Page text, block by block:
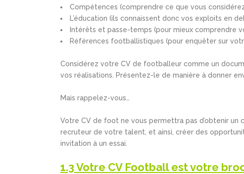
Compétences (comprendre ce que vous
L’éducation (ils connaissent donc vos exploits en
Intérêts et passe-temps (pour mieux comprendre
Références footballistiques (pour enquêter sur
Considérez votre CV de footballeur comme un
vos réalisations. Présentez-le de manière à donner
Mais rappelez-vous…
Votre CV de foot ne vous permettra pas d’obtenir
recruteur de votre talent, et ainsi, créer des
invitation à un essai.
1.3 Votre CV Football est votre